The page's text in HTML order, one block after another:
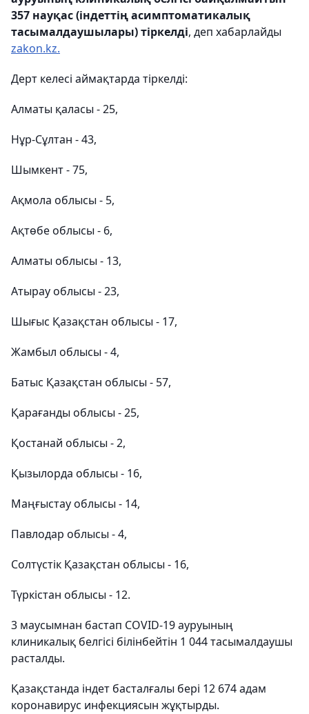
357 науқас (індеттің асимптоматикалық
тасымалдаушылары) тіркелді, деп хабарлайды
zakon.kz.
Дерт келесі аймақтарда тіркелді:
Алматы қаласы - 25,
Нұр-Сұлтан - 43,
Шымкент - 75,
Ақмола облысы - 5,
Ақтөбе облысы - 6,
Алматы облысы - 13,
Атырау облысы - 23,
Шығыс Қазақстан облысы - 17,
Жамбыл облысы - 4,
Батыс Қазақстан облысы - 57,
Қарағанды ​​облысы - 25,
Қостанай облысы - 2,
Қызылорда облысы - 16,
Маңғыстау облысы - 14,
Павлодар облысы - 4,
Солтүстік Қазақстан облысы - 16,
Түркістан облысы - 12.
3 маусымнан бастап COVID-19 ауруының
клиникалық белгісі білінбейтін 1 044 тасымалдаушы
расталды.
Қазақстанда індет басталғалы бері 12 674 адам
коронавирус инфекциясын жұқтырды.